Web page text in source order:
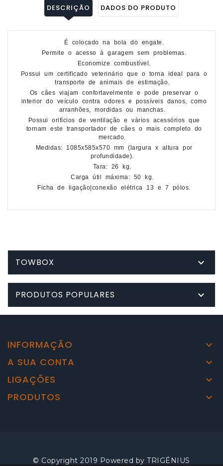
DESCRIÇÃO DADOS DO PRODUTO
É colocado na bola do engate.
Permite o acesso à garagem sem problemas.
Economize combustível.
Possui um certificado veterinário que o torna ideal para o
transporte de animais de estimação.
Os cães viajam confortavelmente e pode preservar o
interior do veículo contra odores e possíveis danos, como
arranhões, mordidas ou manchas.
Possui orifícios de ventilação e vários acessórios que
tornam este transportador de cães o mais completo do
mercado.
Medidas: 1085x585x570 mm (largura x altura por
profundidade).
Tara: 26 kg.
Carga útil máxima: 50 kg.
Ficha de ligação|conexão elétrica 13 e 7 pólos.
TOWBOX 
PRODUTOS POPULARES 
INFORMAÇÃO 
A SUA CONTA 
LIGAÇÕES 
PRODUTOS 
© Copyright 2019 Powered byTRIGÉNIUS